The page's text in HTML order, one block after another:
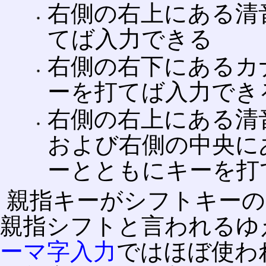
右側の右上にある
てば入力できる
右側の右下にある
ーを打てば入力でき
右側の右上にある
および右側の中央
ーとともにキーを
親指キーがシフトキー
親指シフトと言われる
ーマ字入力ではほぼ使